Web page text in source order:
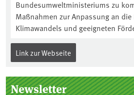
Bundesumweltministeriums zu
Maßnahmen zur Anpassung an die
Klimawandels und geeigneten
Link zur Webseite
Newsletter